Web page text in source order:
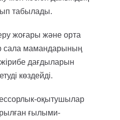
табылады.
жоғары және орта
сала мамандарының
дағдыларын
көздейді.
оқытушылар
ғылыми-